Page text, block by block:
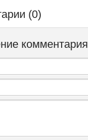
(0)
комментария